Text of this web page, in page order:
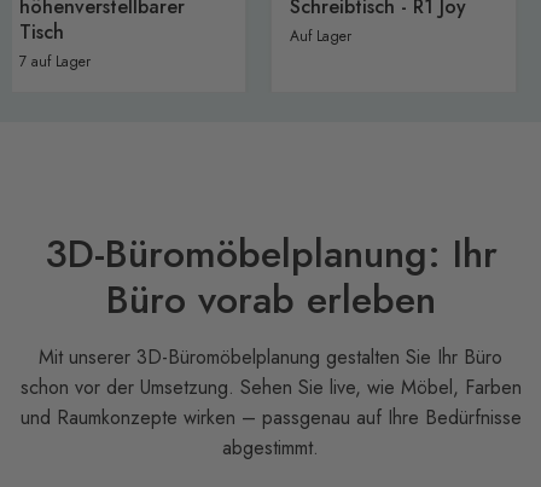
höhenverstellbarer
Tisch
7 auf Lager
Schreibtisch - R1 Joy
Auf Lager
3D-Büromöbelplanung: Ihr
Büro vorab erleben
Mit unserer 3D-Büromöbelplanung gestalten Sie Ihr Büro
schon vor der Umsetzung. Sehen Sie live, wie Möbel, Farben
und Raumkonzepte wirken – passgenau auf Ihre Bedürfnisse
abgestimmt.